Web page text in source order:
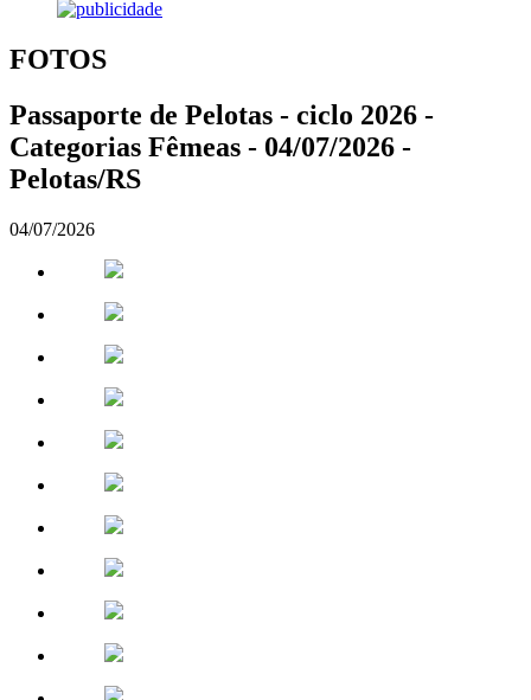
FOTOS
Passaporte de Pelotas - ciclo 2026 -
Categorias Fêmeas - 04/07/2026 -
Pelotas/RS
04/07/2026